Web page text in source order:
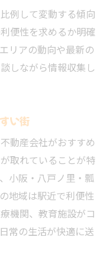
例して変動する傾向
便性を求めるか明確
リアの動向や最新の
しながら情報収集し
い街
動産会社がおすすめ
取れていることが特
小阪・八戸ノ里・瓢
地域は駅近で利便性
機関、教育施設がコ
常の生活が快適に送